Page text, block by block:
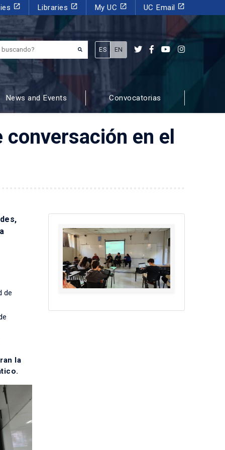
launch Libraries launch My UC launch UC Email launch
¿Qué estás buscando?
ES EN
News and Events Convocatorias
en el
de
la